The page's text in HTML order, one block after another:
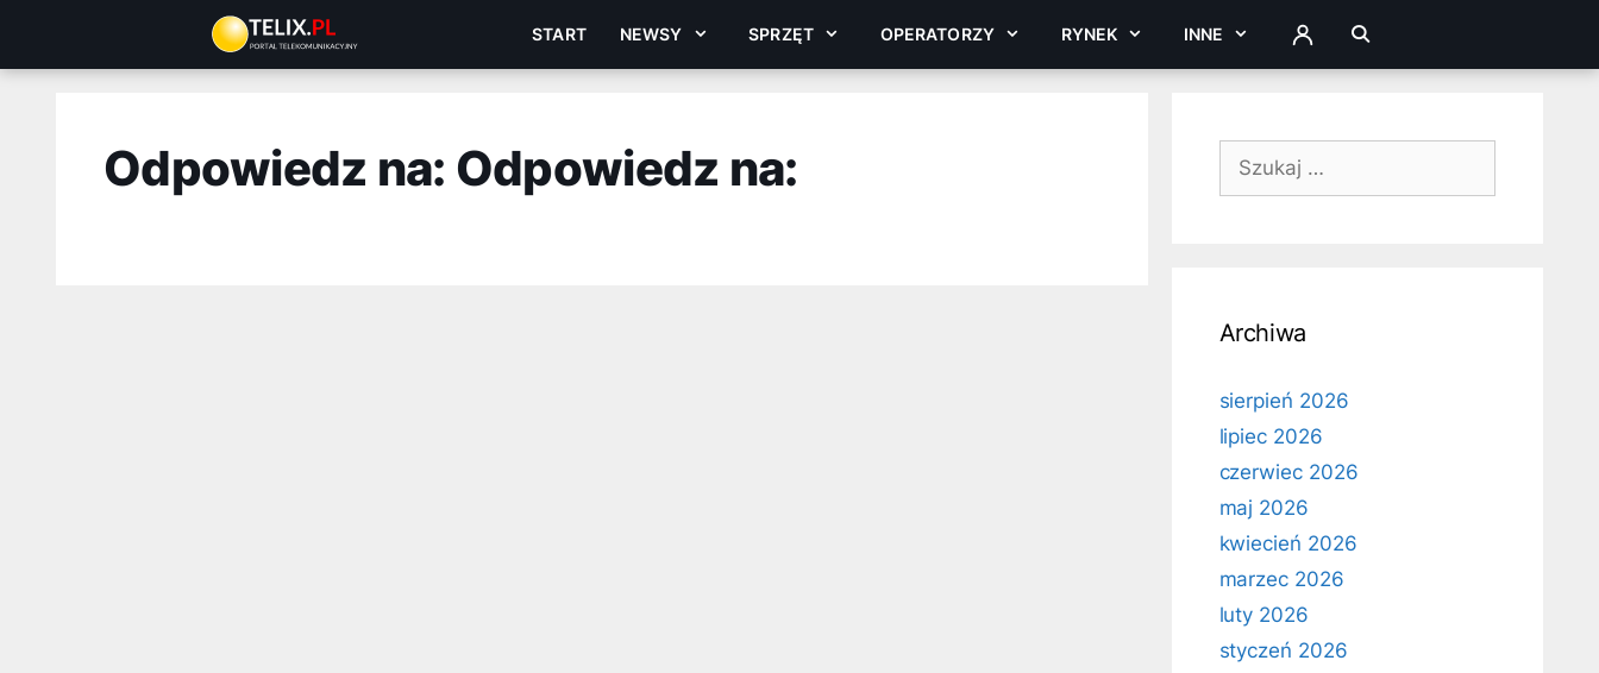
treści
START NEWSY SPRZĘT OPERATORZY RYNEK INNE ZALOGUJ
Odpowiedz na: Odpowiedz na: Szukaj:
Archiwa
sierpień 2026
lipiec 2026
czerwiec 2026
maj 2026
kwiecień 2026
marzec 2026
luty 2026
styczeń 2026